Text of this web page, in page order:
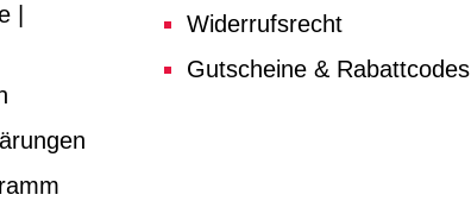
|
Widerrufsrecht
Gutscheine & Rabattcodes